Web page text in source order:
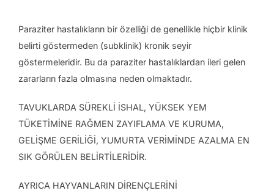
Paraziter hastalıkların bir özelliği de genellikle hiçbir klinik
belirti göstermeden (subklinik) kronik seyir
göstermeleridir. Bu da paraziter hastalıklardan ileri gelen
zararların fazla olmasına neden olmaktadır.
TAVUKLARDA SÜREKLİ İSHAL, YÜKSEK YEM
TÜKETİMİNE RAĞMEN ZAYIFLAMA VE KURUMA,
GELİŞME GERİLİĞİ, YUMURTA VERİMİNDE AZALMA EN
SIK GÖRÜLEN BELİRTİLERİDİR.
AYRICA HAYVANLARIN DİRENÇLERİNİ